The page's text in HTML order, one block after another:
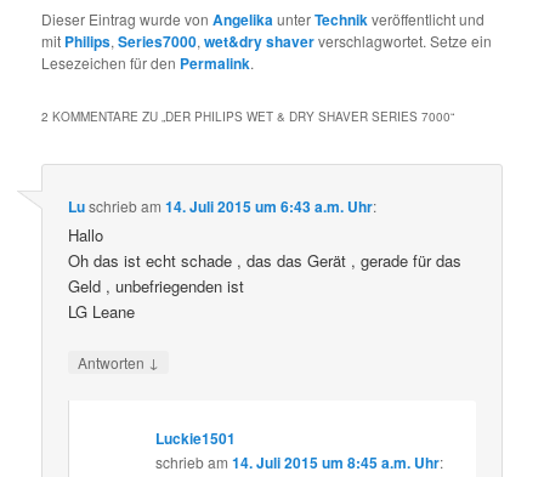
Dieser Eintrag wurde vonAngelikaunterTechnikveröffentlicht und
mit Philips,Series7000,wet&dry shaververschlagwortet. Setze ein
Lesezeichen für den Permalink.
2 KOMMENTARE ZU „ DER PHILIPS WET & DRY SHAVER SERIES 7000“
Luschriebam14. Juli 2015 um 6:43 a.m. Uhr:
Hallo
Oh das ist echt schade , das das Gerät , gerade für das
Geld , unbefriegenden ist
LG Leane
Antworten ↓
Luckie1501
schriebam14. Juli 2015 um 8:45 a.m. Uhr: